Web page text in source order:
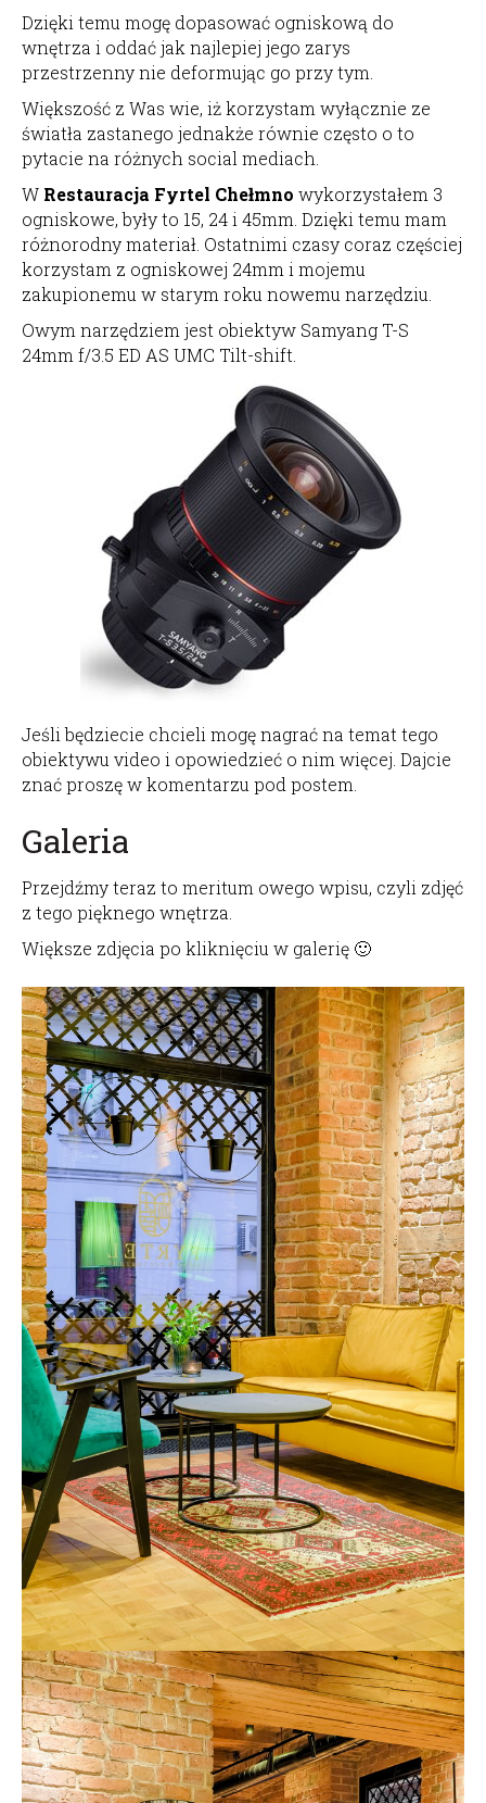
Dzięki temu mogę dopasować ogniskową do
wnętrza i oddać jak najlepiej jego zarys
przestrzenny nie deformując go przy tym.
Większość z Was wie, iż korzystam wyłącznie ze
światła zastanego jednakże równie często o to
pytacie na różnych social mediach.
W Restauracja Fyrtel Chełmno wykorzystałem 3
ogniskowe, były to 15, 24 i 45mm. Dzięki temu mam
różnorodny materiał. Ostatnimi czasy coraz częściej
korzystam z ogniskowej 24mm i mojemu
zakupionemu w starym roku nowemu narzędziu.
Owym narzędziem jest obiektyw Samyang T-S
24mm f/3.5 ED AS UMC Tilt-shift.
Jeśli będziecie chcieli mogę nagrać na temat tego
obiektywu video i opowiedzieć o nim więcej. Dajcie
znać proszę w komentarzu pod postem.
Galeria
Przejdźmy teraz to meritum owego wpisu, czyli zdjęć
z tego pięknego wnętrza.
Większe zdjęcia po kliknięciu w galerię 🙂